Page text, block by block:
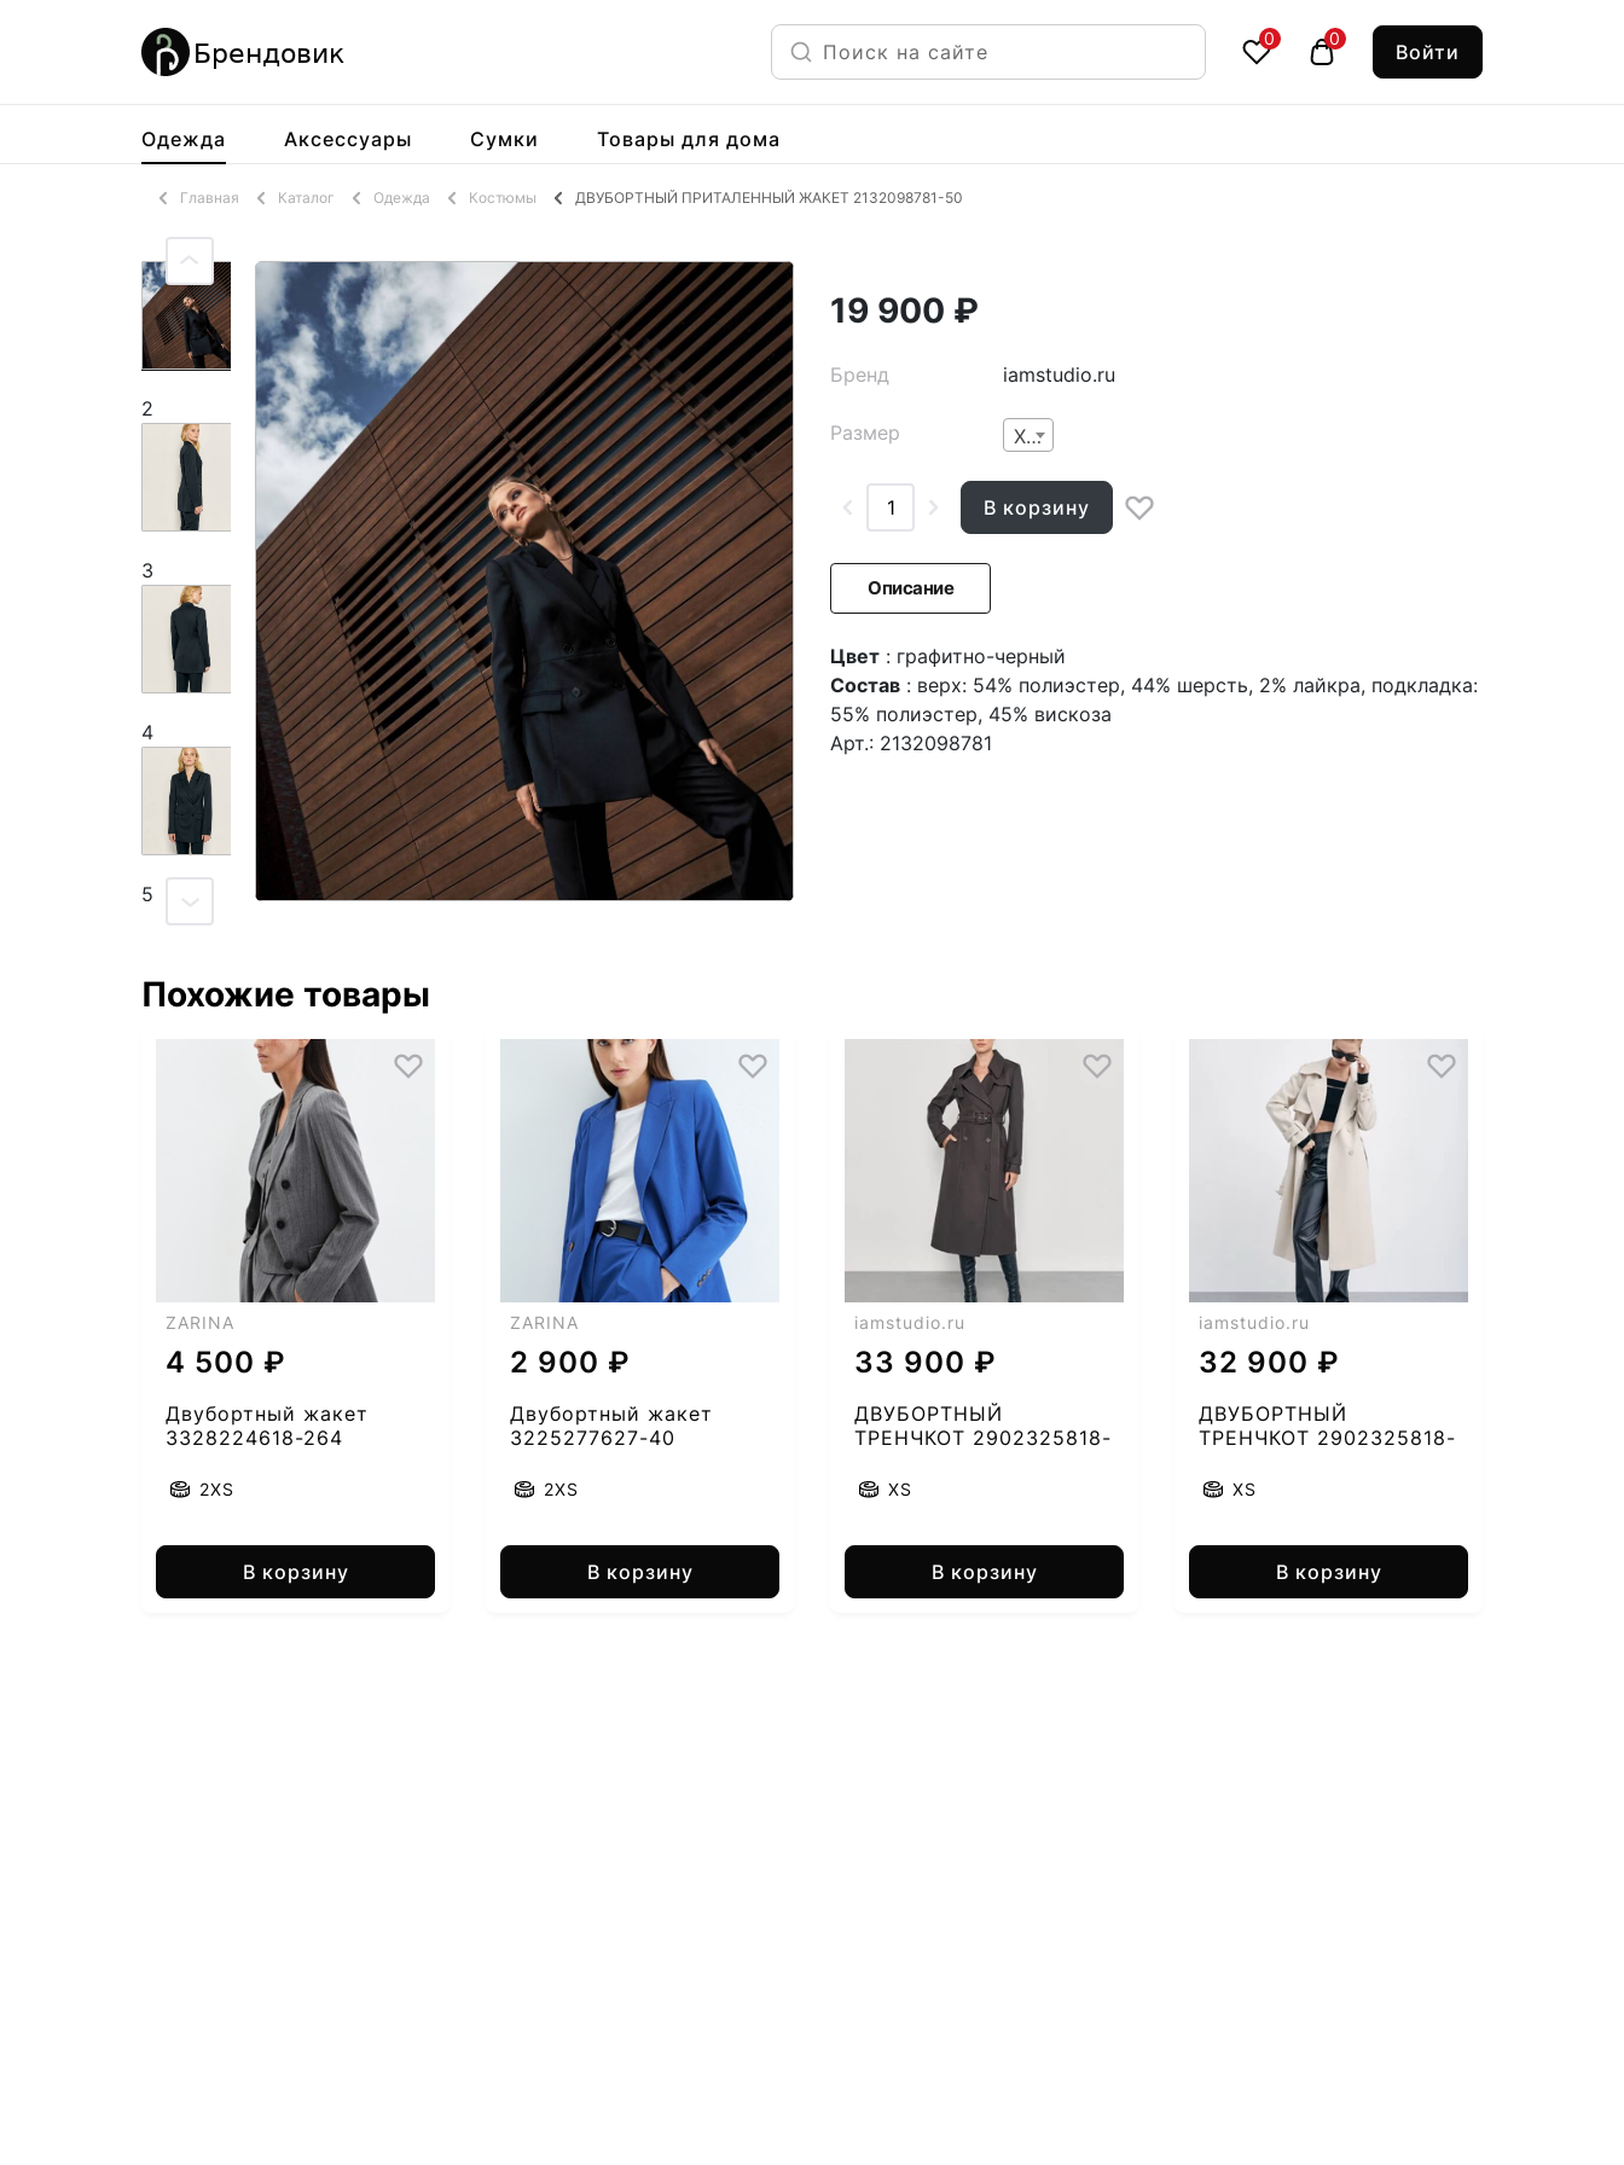
0 0
Войти
Одежда Аксессуары Сумки Товары для дома
Главная Каталог Одежда Костюмы ДВУБОРТНЫЙ ПРИТАЛЕННЫЙ ЖАКЕТ 2132098781-50
2
3
4
5
19 900 ₽
Бренд iamstudio.ru
Размер XS
В корзину
Описание
Цвет : графитно-черный
Состав : верх: 54% полиэстер, 44% шерсть, 2% лайкра, подкладка:
55% полиэстер, 45% вискоза
Арт.: 2132098781
Похожие товары
ZARINA
4 500 ₽
Двубортный жакет
3328224618-264
2XS
В корзину
ZARINA
2 900 ₽
Двубортный жакет
3225277627-40
2XS
В корзину
iamstudio.ru
33 900 ₽
ДВУБОРТНЫЙ
ТРЕНЧКОТ 2902325818-
XS
В корзину
iamstudio.ru
32 900 ₽
ДВУБОРТНЫЙ
ТРЕНЧКОТ 2902325818-
XS
В корзину